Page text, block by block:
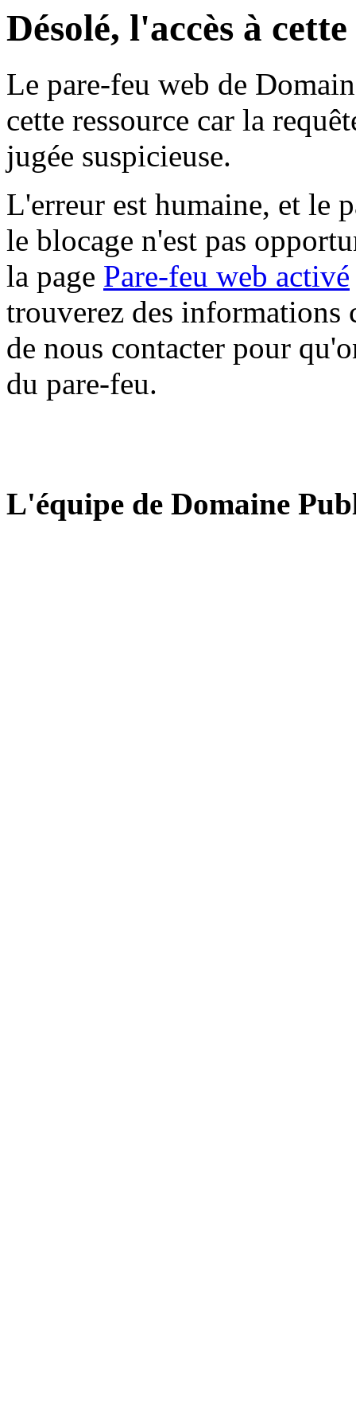
Désolé, l'accès à
Le pare-feu web de
cette ressource car la
jugée suspicieuse.
L'erreur est humaine, et le
le blocage n'est pas
la page Pare-feu web activé
trouverez des informations
de nous contacter pour
du pare-feu.
L'équipe de Domaine